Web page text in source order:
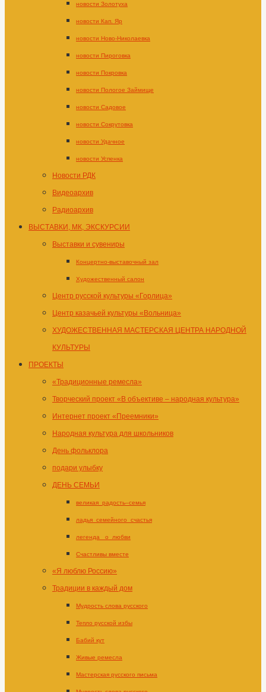
новости Золотуха
новости Кап. Яр
новости Ново-Николаевка
новости Пироговка
новости Покровка
новости Пологое Займище
новости Садовое
новости Сокрутовка
новости Удачное
новости Успенка
Новости РДК
Видеоархив
Радиоархив
ВЫСТАВКИ, МК, ЭКСКУРСИИ
Выставки и сувениры
Концертно-выставочный зал
Художественный салон
Центр русской культуры «Горлица»
Центр казачьей культуры «Вольница»
ХУДОЖЕСТВЕННАЯ МАСТЕРСКАЯ ЦЕНТРА НАРОДНОЙ
КУЛЬТУРЫ
ПРОЕКТЫ
«Традиционные ремесла»
Творческий проект «В объективе – народная культура»
Интернет проект «Преемники»
Народная культура для школьников
День фольклора
подари улыбку
ДЕНЬ СЕМЬИ
великая_радость–семья
ладья_семейного_счастья
легенда _о_любви
Счастливы вместе
«Я люблю Россию»
Традиции в каждый дом
Мудрость слова русского
Тепло русской избы
Бабий кут
Живые ремесла
Мастерская русского письма